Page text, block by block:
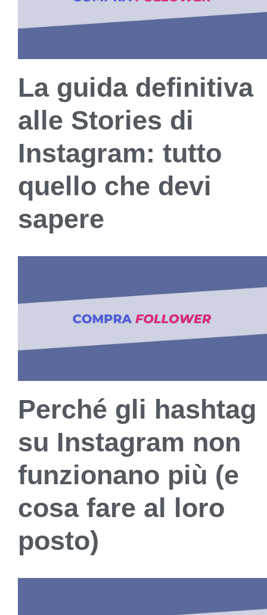
La guida definitiva
alle Stories di
Instagram: tutto
quello che devi
sapere
Perché gli hashtag
su Instagram non
funzionano più (e
cosa fare al loro
posto)